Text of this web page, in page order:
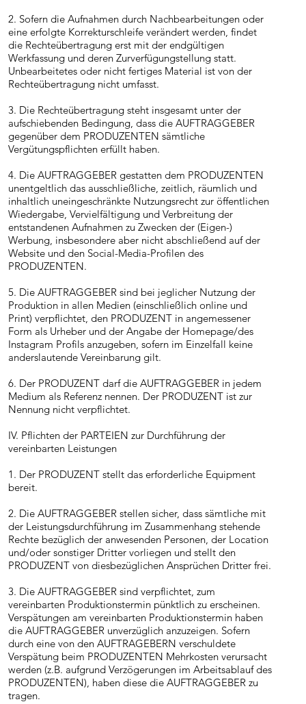
2. Sofern die Aufnahmen durch Nachbearbeitungen oder
eine erfolgte Korrekturschleife verändert werden, findet
die Rechteübertragung erst mit der endgültigen
Werkfassung und deren Zurverfügungstellung statt.
Unbearbeitetes oder nicht fertiges Material ist von der
Rechteübertragung nicht umfasst.
3. Die Rechteübertragung steht insgesamt unter der
aufschiebenden Bedingung, dass die AUFTRAGGEBER
gegenüber dem PRODUZENTEN sämtliche
Vergütungspflichten erfüllt haben.
4. Die AUFTRAGGEBER gestatten dem PRODUZENTEN
unentgeltlich das ausschließliche, zeitlich, räumlich und
inhaltlich uneingeschränkte Nutzungsrecht zur öffentlichen
Wiedergabe, Vervielfältigung und Verbreitung der
entstandenen Aufnahmen zu Zwecken der (Eigen-)
Werbung, insbesondere aber nicht abschließend auf der
Website und den Social-Media-Profilen des
PRODUZENTEN.
5. Die AUFTRAGGEBER sind bei jeglicher Nutzung der
Produktion in allen Medien (einschließlich online und
Print) verpflichtet, den PRODUZENT in angemessener
Form als Urheber und der Angabe der Homepage/des
Instagram Profils anzugeben, sofern im Einzelfall keine
anderslautende Vereinbarung gilt.
6. Der PRODUZENT darf die AUFTRAGGEBER in jedem
Medium als Referenz nennen. Der PRODUZENT ist zur
Nennung nicht verpflichtet.
IV. Pflichten der PARTEIEN zur Durchführung der
vereinbarten Leistungen
1. Der PRODUZENT stellt das erforderliche Equipment
bereit.
2. Die AUFTRAGGEBER stellen sicher, dass sämtliche mit
der Leistungsdurchführung im Zusammenhang stehende
Rechte bezüglich der anwesenden Personen, der Location
und/oder sonstiger Dritter vorliegen und stellt den
PRODUZENT von diesbezüglichen Ansprüchen Dritter frei.
3. Die AUFTRAGGEBER sind verpflichtet, zum
vereinbarten Produktionstermin pünktlich zu erscheinen.
Verspätungen am vereinbarten Produktionstermin haben
die AUFTRAGGEBER unverzüglich anzuzeigen. Sofern
durch eine von den AUFTRAGEBERN verschuldete
Verspätung beim PRODUZENTEN Mehrkosten verursacht
werden (z.B. aufgrund Verzögerungen im Arbeitsablauf des
PRODUZENTEN), haben diese die AUFTRAGGEBER zu
tragen.